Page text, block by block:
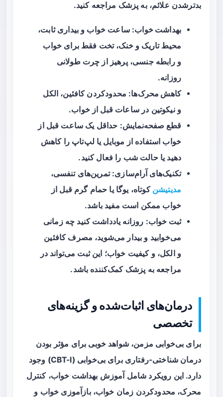
بدترشدن علائم، به پزشک مراجعه کنید.
بهداشت خواب: ساعت خواب و بیداری ثابت،
محیط تاریک و خنک، تخت فقط برای خواب
و رابطه جنسی، پرهیز از چرت طولانی
روزانه.
کاهش محرک‌ها: محدودکردن کافئین، الکل
و نیکوتین در ساعات قبل از خواب.
قطع صفحه‌نمایش: حداقل یک ساعت قبل از
خواب استفاده از موبایل یا لپ‌تاپ را کاهش
دهید یا حالت شب را فعال کنید.
تکنیک‌های آرام‌سازی: تمرین‌های تنفسی،
مدیتیشن کوتاه، یوگا یا حمام گرم قبل از
خواب ممکن است مفید باشد.
ثبت خواب: روزانه یادداشت کنید چه زمانی
می‌خوابید و بیدار می‌شوید، مصرف کافئین
و الکل، و کیفیت خواب؛ این ثبت می‌تواند در
مراجعه به پزشک کمک‌کننده باشد.
درمان‌های اثبات‌شده و گزینه‌های
تخصصی
برای بی‌خوابی مزمن، شواهد خوبی برای مؤثر بودن
درمان شناختی-رفتاری برای بی‌خوابی (CBT-I) وجود
دارد. این رویکرد شامل آموزش بهداشت خواب، کنترل
محرک، محدودکردن زمان خواب، بازآموزی خواب و